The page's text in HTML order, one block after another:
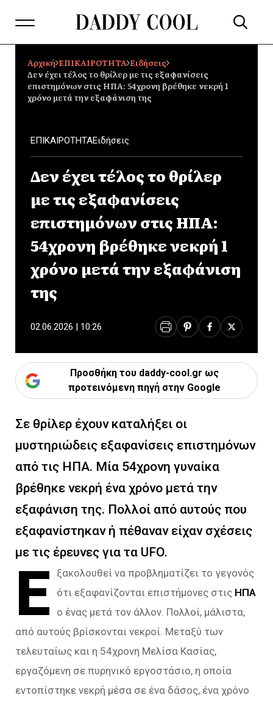
Αρχική ΕΠΙΚΑΙΡΟΤΗΤΑ Ειδήσεις
Δεν έχει τέλος το θρίλερ με τις εξαφανίσεις
επιστημόνων στις ΗΠΑ: 54χρονη βρέθηκε νεκρή 1
χρόνο μετά την εξαφάνιση της
ΕΠΙΚΑΙΡΟΤΗΤΑΕιδήσεις
Δεν έχει τέλος το θρίλερ
με τις εξαφανίσεις
επιστημόνων στις ΗΠΑ:
54χρονη βρέθηκε νεκρή 1
χρόνο μετά την εξαφάνιση
της
02.06.2026 | 10:26
Προσθήκη του daddy-cool.gr ως
προτεινόμενη πηγή στην Google
Σε θρίλερ έχουν καταλήξει οι
μυστηριώδεις εξαφανίσεις επιστημόνων
από τις ΗΠΑ. Μία 54χρονη γυναίκα
βρέθηκε νεκρή ένα χρόνο μετά την
εξαφάνιση της. Πολλοί από αυτούς που
εξαφανίστηκαν ή πέθαναν είχαν σχέσεις
με τις έρευνες για τα UFO.
Ε
ξακολουθεί να προβληματίζει το γεγονός
ότι εξαφανίζονται επιστήμονες στις ΗΠΑ
ο ένας μετά τον άλλον. Πολλοί, μάλιστα,
από αυτούς βρίσκονται νεκροί. Μεταξύ των
τελευταίως και η 54χρονη Μελίσα Κασίας,
εργαζόμενη σε πυρηνικό εργοστάσιο, η οποία
εντοπίστηκε νεκρή μέσα σε ένα δάσος, ένα χρόνο